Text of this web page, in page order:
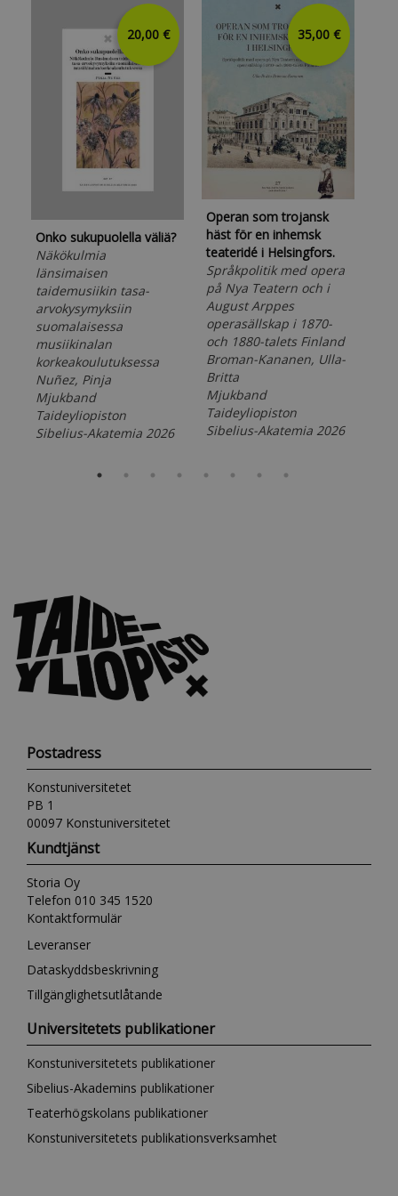
20,00 €
Onko sukupuolella väliä?
Näkökulmia
länsimaisen
taidemusiikin tasa-
arvokysymyksiin
suomalaisessa
musiikinalan
korkeakoulutuksessa
Nuñez, Pinja
Mjukband
Taideyliopiston
Sibelius-Akatemia 2026
35,00 €
Operan som trojansk
häst för en inhemsk
teateridé i Helsingfors.
Språkpolitik med opera
på Nya Teatern och i
August Arppes
operasällskap i 1870-
och 1880-talets Finland
Broman-Kananen, Ulla-
Britta
Mjukband
Taideyliopiston
Sibelius-Akatemia 2026
Postadress
Konstuniversitetet
PB 1
00097 Konstuniversitetet
Kundtjänst
Storia Oy
Telefon 010 345 1520
Kontaktformulär
Leveranser
Dataskyddsbeskrivning
Tillgänglighetsutlåtande
Universitetets publikationer
Konstuniversitetets publikationer
Sibelius-Akademins publikationer
Teaterhögskolans publikationer
Konstuniversitetets publikationsverksamhet